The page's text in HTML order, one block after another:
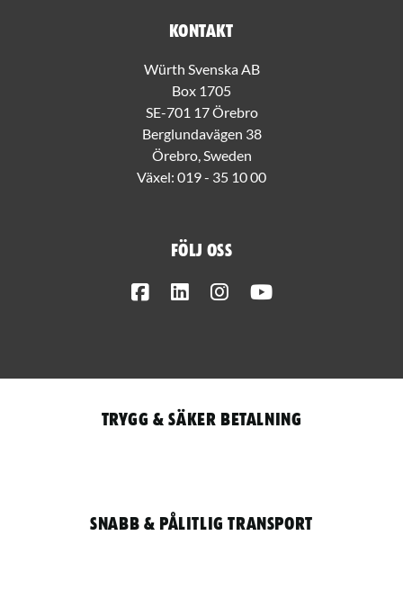
Kontakt
Würth Svenska AB
Box 1705
SE-701 17 Örebro
Berglundavägen 38
Örebro, Sweden
Växel: 019 - 35 10 00
Följ oss
FacebookLinkedInInstagram
Trygg & säker betalning
Snabb & pålitlig transport